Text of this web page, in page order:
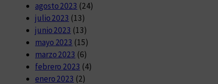
agosto 2023 (24)
julio 2023 (13)
junio 2023 (13)
mayo 2023 (15)
marzo 2023 (6)
febrero 2023 (4)
enero 2023 (2)